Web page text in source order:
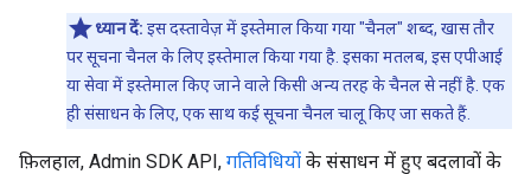
ध्यान दें: इस दस्तावेज़ में इस्तेमाल किया गया "चैनल" शब्द, खास तौर
पर सूचना चैनल के लिए इस्तेमाल किया गया है. इसका मतलब, इस एपीआई
या सेवा में इस्तेमाल किए जाने वाले किसी अन्य तरह के चैनल से नहीं है. एक
ही संसाधन के लिए, एक साथ कई सूचना चैनल चालू किए जा सकते हैं.
फ़िलहाल, Admin SDK API, गतिविधियों के संसाधन में हुए बदलावों के